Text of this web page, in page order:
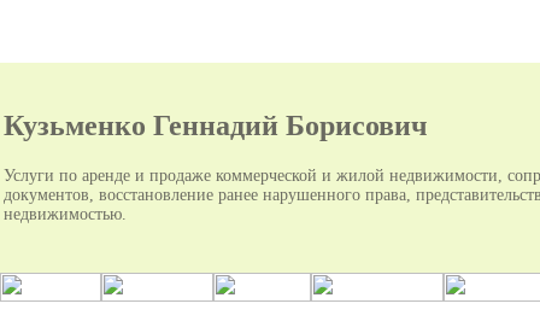
Кузьменко Геннадий Борисович
Услуги по аренде и продаже коммерческой и жилой недвижимости,
документов, восстановление ранее нарушенного права,
недвижимостью.